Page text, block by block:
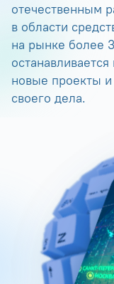
отечественным
в области
на рынке более
новые проекты
своего дела.